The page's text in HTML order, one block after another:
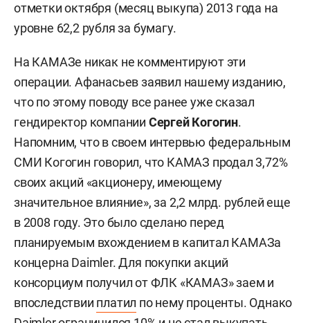
отметки октября (месяц выкупа) 2013 года на
уровне 62,2 рубля за бумагу.
На КАМАЗе никак не комментируют эти
операции. Афанасьев заявил нашему изданию,
что по этому поводу все ранее уже сказал
гендиректор компании Сергей Когогин.
Напомним, что в своем интервью федеральным
СМИ Когогин говорил, что КАМАЗ продал 3,72%
своих акций «акционеру, имеющему
значительное влияние», за 2,2 млрд. рублей еще
в 2008 году. Это было сделано перед
планируемым вхождением в капитал КАМАЗа
концерна Daimler. Для покупки акций
консорциум получил от ФЛК «КАМАЗ» заем и
впоследствии платил по нему проценты. Однако